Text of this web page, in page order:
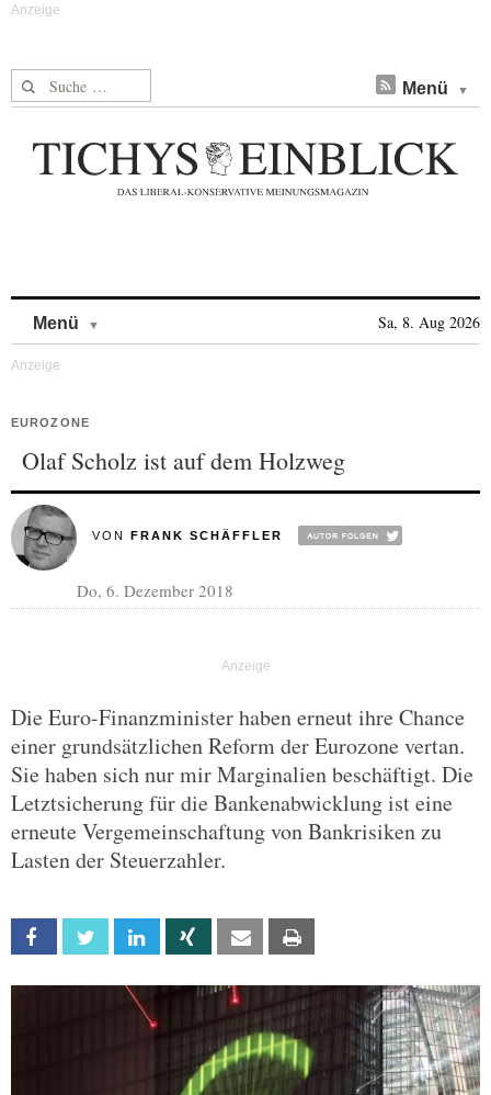
Suche nach: Menü
Menü Sa, 8. Aug 2026
EUROZONE
Olaf Scholz ist auf dem Holzweg
VON FRANK SCHÄFFLER
Do, 6. Dezember 2018
Die Euro-Finanzminister haben erneut ihre Chance
einer grundsätzlichen Reform der Eurozone vertan.
Sie haben sich nur mir Marginalien beschäftigt. Die
Letztsicherung für die Bankenabwicklung ist eine
erneute Vergemeinschaftung von Bankrisiken zu
Lasten der Steuerzahler.
Facebook Twitter Linkedin Xing Email